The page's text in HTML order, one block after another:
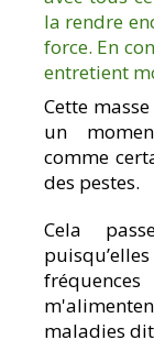
la rendre
force. En
entretient
Cette
un
comme
des pestes.
Cela
maladies